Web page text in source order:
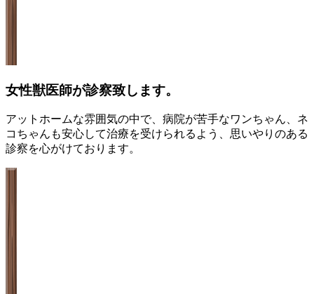
女性獣医師が診察致します。
アットホームな雰囲気の中で、病院が苦手なワンちゃん、ネ
コちゃんも安心して治療を受けられるよう、思いやりのある
診察を心がけております。